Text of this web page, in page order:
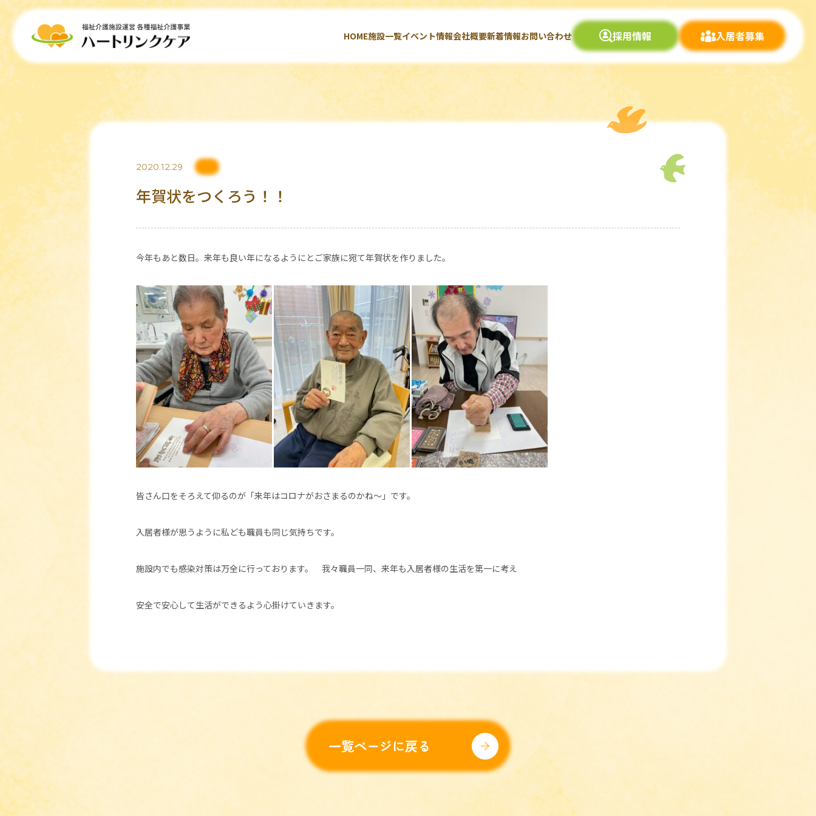
HOME施設一覧イベント情報会社概要新着情報お問い合わせ 採用情報 入居者募集
2020.12.29
年賀状をつくろう！！
今年もあと数日。来年も良い年になるようにとご家族に宛て年賀状を作りました。
皆さん口をそろえて仰るのが「来年はコロナがおさまるのかね～」です。
入居者様が思うように私ども職員も同じ気持ちです。
施設内でも感染対策は万全に行っております。 我々職員一同、来年も入居者様の生活を第一に考え
安全で安心して生活ができるよう心掛けていきます。
一覧ページに戻る